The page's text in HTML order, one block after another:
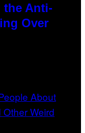
Anti-
Over